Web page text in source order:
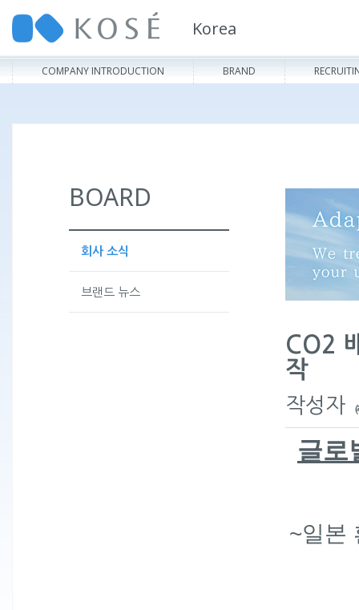
Korea
COMPANY INTRODUCTION BRAND
BOARD
회사 소식
브랜드 뉴스
CO2
작
작성자
글로
~일본